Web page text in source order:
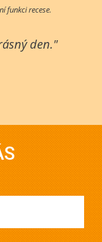
funkci recese.
den."